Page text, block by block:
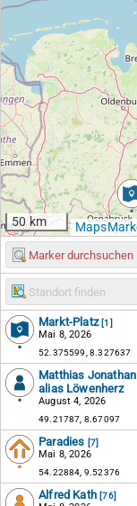
50 km
Markt-Platz [1]
Mai 8, 2026
52.375599, 8.327637
Matthias Jonathan
alias Löwenherz
August 4, 2026
49.21787, 8.67097
Paradies [7]
Mai 8, 2026
54.22884, 9.52376
Alfred Kath [76]